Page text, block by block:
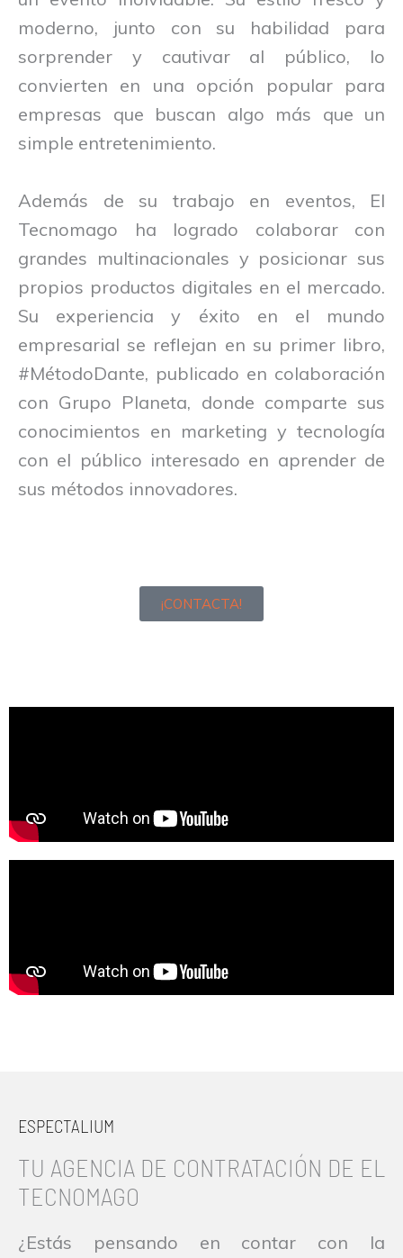
moderno, junto con su habilidad para
sorprender y cautivar al público, lo
convierten en una opción popular para
empresas que buscan algo más que un
simple entretenimiento.
Además de su trabajo en eventos, El
Tecnomago ha logrado colaborar con
grandes multinacionales y posicionar sus
propios productos digitales en el mercado.
Su experiencia y éxito en el mundo
empresarial se reflejan en su primer libro,
#MétodoDante, publicado en colaboración
con Grupo Planeta, donde comparte sus
conocimientos en marketing y tecnología
con el público interesado en aprender de
sus métodos innovadores.
¡CONTACTA!
ESPECTALIUM
TU AGENCIA DE CONTRATACIÓN DE EL
TECNOMAGO
¿Estás pensando en contar con la